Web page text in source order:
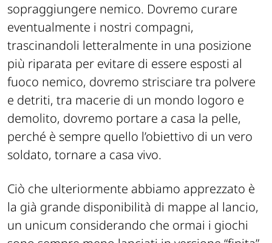
sopraggiungere nemico. Dovremo curare
eventualmente i nostri compagni,
trascinandoli letteralmente in una posizione
più riparata per evitare di essere esposti al
fuoco nemico, dovremo strisciare tra polvere
e detriti, tra macerie di un mondo logoro e
demolito, dovremo portare a casa la pelle,
perché è sempre quello l’obiettivo di un vero
soldato, tornare a casa vivo.
Ciò che ulteriormente abbiamo apprezzato è
la già grande disponibilità di mappe al lancio,
un unicum considerando che ormai i giochi